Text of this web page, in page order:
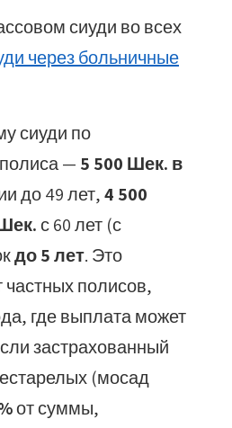
сиуди во всех
через больничные
сиуди по
— 5 500 Шек. в
до 49 лет,4 500
с 60 лет (с
до 5 лет. Это
полисов,
где выплата может
застрахованный
(мосад
от суммы,